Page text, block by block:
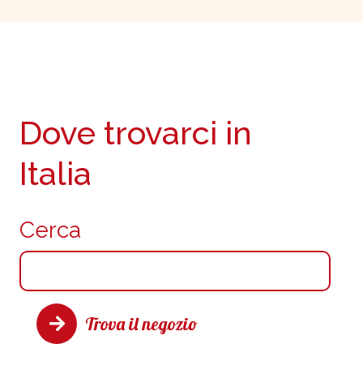
Cerca
Trova il negozio
Dove trovarci in
Italia